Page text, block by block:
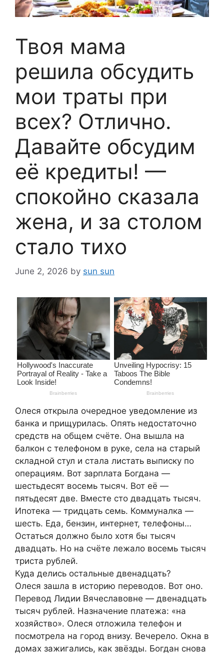
Твоя мама
решила обсудить
мои траты при
всех? Отлично.
Давайте обсудим
её кредиты! —
спокойно сказала
жена, и за столом
стало тихо
June 2, 2026 by sun sun
Олеся открыла очередное уведомление из
банка и прищурилась. Опять недостаточно
средств на общем счёте. Она вышла на
балкон с телефоном в руке, села на старый
складной стул и стала листать выписку по
операциям. Вот зарплата Богдана —
шестьдесят восемь тысяч. Вот её —
пятьдесят две. Вместе сто двадцать тысяч.
Ипотека — тридцать семь. Коммуналка —
шесть. Еда, бензин, интернет, телефоны…
Остаться должно было хотя бы тысяч
двадцать. Но на счёте лежало восемь тысяч
триста рублей.
Куда делись остальные двенадцать?
Олеся зашла в историю переводов. Вот оно.
Перевод Лидии Вячеславовне — двенадцать
тысяч рублей. Назначение платежа: «на
хозяйство». Олеся отложила телефон и
посмотрела на город внизу. Вечерело. Окна в
домах зажигались, как звёзды. Богдан снова